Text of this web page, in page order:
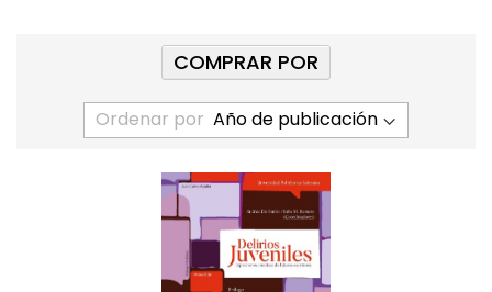
Ordenar por
COMPRAR POR